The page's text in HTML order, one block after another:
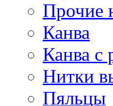
Прочие
Канва
Канва с
Нитки
Пяльцы